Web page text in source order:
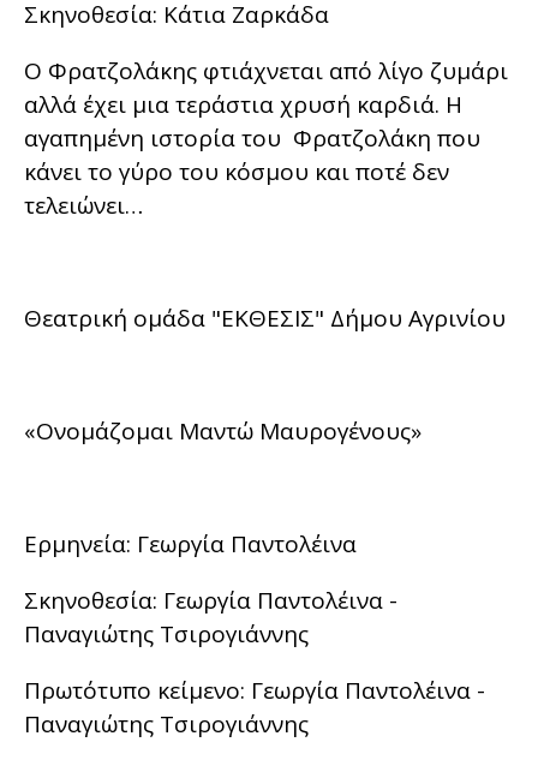
Σκηνοθεσία: Κάτια Ζαρκάδα
Ο Φρατζολάκης φτιάχνεται από λίγο ζυμάρι
αλλά έχει μια τεράστια χρυσή καρδιά. Η
αγαπημένη ιστορία του Φρατζολάκη που
κάνει το γύρο του κόσμου και ποτέ δεν
τελειώνει…
Θεατρική ομάδα "ΕΚΘΕΣΙΣ" Δήμου Αγρινίου
«Ονομάζομαι Μαντώ Μαυρογένους»
Ερμηνεία: Γεωργία Παντολέινα
Σκηνοθεσία: Γεωργία Παντολέινα -
Παναγιώτης Τσιρογιάννης
Πρωτότυπο κείμενο: Γεωργία Παντολέινα -
Παναγιώτης Τσιρογιάννης